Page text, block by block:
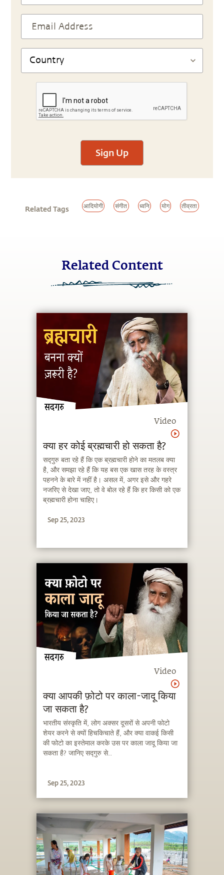
Sign Up
Related Tags आदियोगी संगीत ध्वनि योग तीव्रता
Related Content
Video
क्या हर कोई ब्रह्मचारी हो सकता है?
सद्गुरु बता रहे हैं कि एक ब्रह्मचारी होने का मतलब क्या
है, और समझा रहे हैं कि यह बस एक खास तरह के वस्त्र
पहनने के बारे में नहीं है। असल में, अगर इसे और गहरे
नजरिए से देखा जाए, तो वे बोल रहे हैं कि हर किसी को एक
ब्रह्मचारी होना चाहिए।
Sep 25, 2023
Video
क्या आपकी फ़ोटो पर काला-जादू किया
जा सकता है?
भारतीय संस्कृति में, लोग अक्सर दूसरों से अपनी फोटो
शेयर करने से क्यों हिचकिचाते हैं, और क्या वाकई किसी
की फोटो का इस्तेमाल करके उस पर काला जादू किया जा
सकता है? जानिए सद्गुरु से..
Sep 25, 2023